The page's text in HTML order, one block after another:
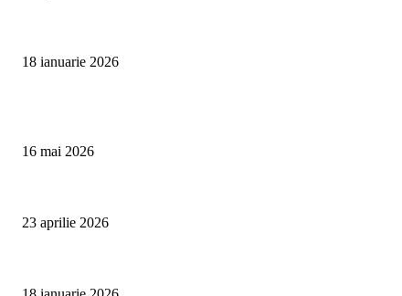
18 ianuarie 2026
16 mai 2026
23 aprilie 2026